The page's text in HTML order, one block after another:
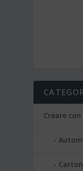
Creare